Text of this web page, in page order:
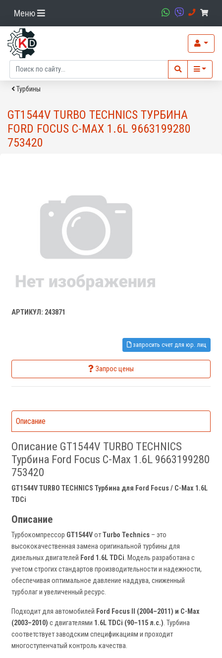
Меню
Турбины
GT1544V TURBO TECHNICS ТУРБИНА
FORD FOCUS C-MAX 1.6L 9663199280
753420
АРТИКУЛ: 243871
запросить счет для юр. лиц
Запрос цены
Описание
Описание GT1544V TURBO TECHNICS
Турбина Ford Focus C-Max 1.6L 9663199280
753420
GT1544V TURBO TECHNICS Турбина для Ford Focus / C-Max 1.6L
TDCi
Описание
Турбокомпрессор GT1544VотTurbo Technics – это
высококачественная замена оригинальной турбины для
дизельных двигателей Ford 1.6L TDCi. Модель разработана с
учетом строгих стандартов производительности и надежности,
обеспечивая оптимальное давление наддува, сниженный
турболаг и увеличенный ресурс.
Подходит для автомобилей Ford Focus II (2004–2011) и C-Max
(2003–2010) с двигателями 1.6L TDCi (90–115 л.с.). Турбина
соответствует заводским спецификациям и проходит
многоступенчатый контроль качества.